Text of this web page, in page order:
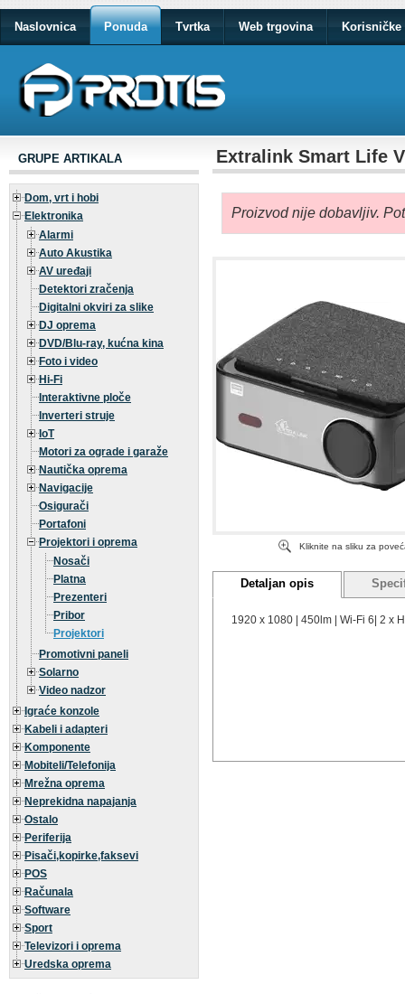
Naslovnica Ponuda Tvrtka Web trgovina Korisničke
GRUPE ARTIKALA
Dom, vrt i hobi
Elektronika
Alarmi
Auto Akustika
AV uređaji
Detektori zračenja
Digitalni okviri za slike
DJ oprema
DVD/Blu-ray, kućna kina
Foto i video
Hi-Fi
Interaktivne ploče
Inverteri struje
IoT
Motori za ograde i garaže
Nautička oprema
Navigacije
Osigurači
Portafoni
Projektori i oprema
Nosači
Platna
Prezenteri
Pribor
Projektori
Promotivni paneli
Solarno
Video nadzor
Igraće konzole
Kabeli i adapteri
Komponente
Mobiteli/Telefonija
Mrežna oprema
Neprekidna napajanja
Ostalo
Periferija
Pisači,kopirke,faksevi
POS
Računala
Software
Sport
Televizori i oprema
Uredska oprema
Extralink Smart Life
Proizvod nije dobavljiv.
Kliknite na sliku za
Detaljan opis
1920 x 1080 | 450lm | Wi-Fi 6| 2 x